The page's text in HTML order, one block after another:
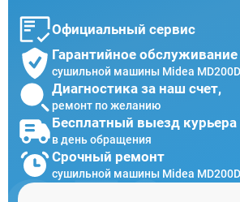
Официальный сервис
Гарантийное обслуживание
сушильной машины Midea
Диагностика за наш счет,
ремонт по желанию
Бесплатный выезд курьера
в день обращения
Срочный ремонт
сушильной машины Midea